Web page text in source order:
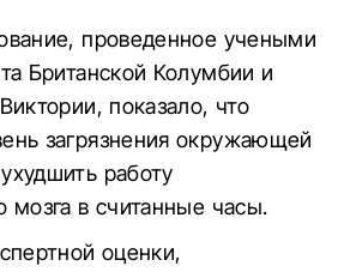
проведенное учеными
Британской Колумбии и
показало, что
загрязнения окружающей
работу
мозга в считанные часы.
оценки,